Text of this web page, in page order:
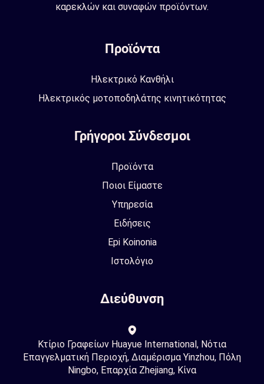
καρεκλών και συναφών προϊόντων.
Προϊόντα
Ηλεκτρικό Κανθήλι
Ηλεκτρικός μοτοποδηλάτης κινητικότητας
Γρήγοροι Σύνδεσμοι
Προϊόντα
Ποιοι Είμαστε
Υπηρεσία
Ειδήσεις
Epi Koinonia
Ιστολόγιο
Διεύθυνση
Κτίριο Γραφείων Huayue International, Νότια
Επαγγελματική Περιοχή, Διαμέρισμα Yinzhou, Πόλη
Ningbo, Επαρχία Zhejiang, Κίνα